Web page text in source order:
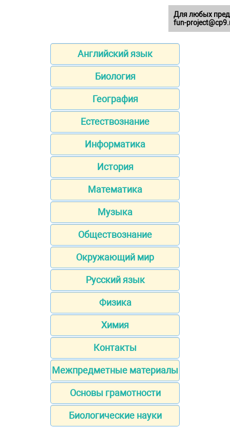
Английский язык
Биология
География
Естествознание
Информатика
История
Математика
Музыка
Обществознание
Окружающий мир
Русский язык
Физика
Химия
Контакты
Межпредметные материалы
Основы грамотности
Биологические науки
Для любых
fun-